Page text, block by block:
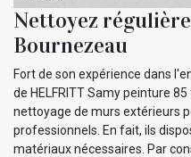
Nettoyez
Bournezeau
Fort de son expérience dans
de HELFRITT Samy peinture
nettoyage de murs extérieurs
professionnels. En fait, ils
matériaux nécessaires. Par